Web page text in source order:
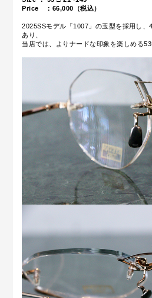
Price ：66,000（税込）
2025SSモデル「1007」の玉型を採用し
あり、
当店では、よりナードな印象を楽しめる